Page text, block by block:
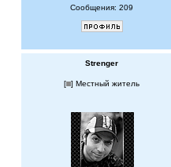
Сообщения: 209
Strenger
[ ] Местный житель